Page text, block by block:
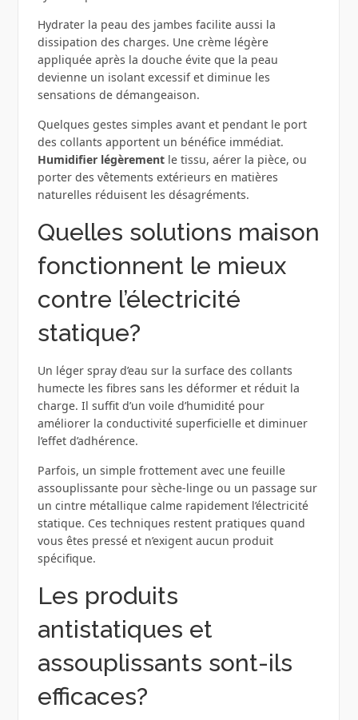
Hydrater la peau des jambes facilite aussi la
dissipation des charges. Une crème légère
appliquée après la douche évite que la peau
devienne un isolant excessif et diminue les
sensations de démangeaison.
Quelques gestes simples avant et pendant le port
des collants apportent un bénéfice immédiat.
Humidifier légèrementle tissu, aérer la pièce, ou
porter des vêtements extérieurs en matières
naturelles réduisent les désagréments.
Quelles solutions maison
fonctionnent le mieux
contre l’électricité
statique?
Un léger spray d’eau sur la surface des collants
humecte les fibres sans les déformer et réduit la
charge. Il suffit d’un voile d’humidité pour
améliorer la conductivité superficielle et diminuer
l’effet d’adhérence.
Parfois, un simple frottement avec une feuille
assouplissante pour sèche-linge ou un passage sur
un cintre métallique calme rapidement l’électricité
statique. Ces techniques restent pratiques quand
vous êtes pressé et n’exigent aucun produit
spécifique.
Les produits
antistatiques et
assouplissants sont-ils
efficaces?